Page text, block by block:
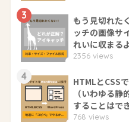
3
もう見切れた
ッチの画像サ
れいに収まる
2356 views
4
HTMLとCSS
（いわゆる
することはで
768 views